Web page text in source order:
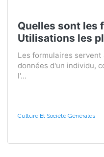
Quelles sont les
Utilisations les
Les formulaires
données d'un individu,
l'...
Culture Et Société Générales